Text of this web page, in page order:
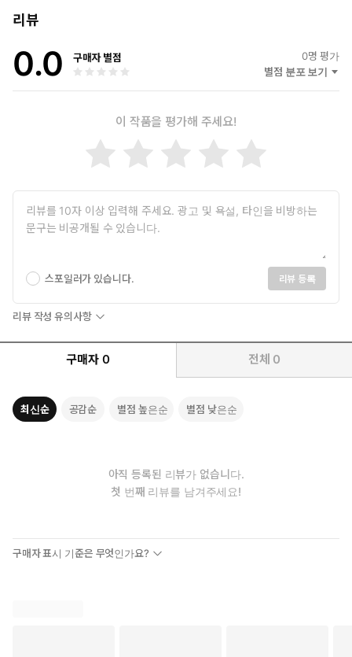
리뷰
0.0 구매자 별점 0명 평가
별점 분포 보기
이 작품을 평가해 주세요!
스포일러가 있습니다. 리뷰 등록
리뷰 작성 유의사항
구매자 0 전체 0
최신순 공감순 별점 높은순 별점 낮은순
아직 등록된 리뷰가 없습니다.
첫 번째 리뷰를 남겨주세요!
구매자 표시 기준은 무엇인가요?